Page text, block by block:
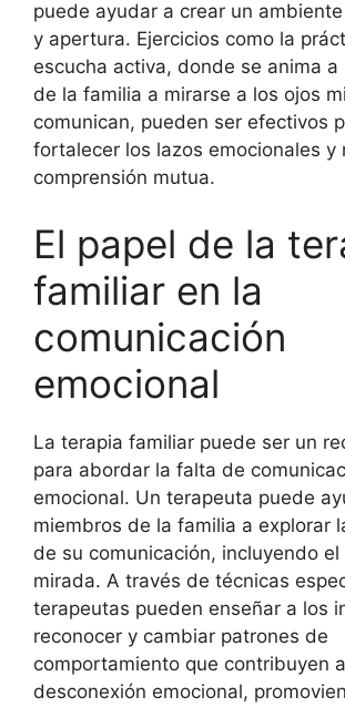
puede ayudar a crear un
y apertura. Ejercicios como la
escucha activa, donde se anima a
de la familia a mirarse a los ojos
comunican, pueden ser efectivos
fortalecer los lazos emocionales y
comprensión mutua.
El papel de la
familiar en la
comunicación
emocional
La terapia familiar puede ser un
para abordar la falta de
emocional. Un terapeuta puede
miembros de la familia a explorar
de su comunicación, incluyendo el
mirada. A través de técnicas
terapeutas pueden enseñar a los
reconocer y cambiar patrones de
comportamiento que contribuyen
desconexión emocional,